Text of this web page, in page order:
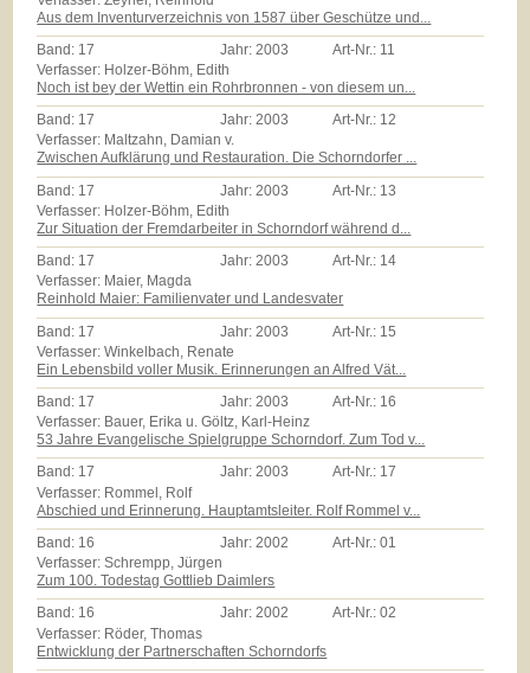
Aus dem Inventurverzeichnis von 1587 über Geschütze und...
Band: 17 Jahr:2003 Art-Nr.: 11
Verfasser: Holzer-Böhm, Edith
Noch ist bey der Wettin ein Rohrbronnen - von diesem un...
Band: 17 Jahr:2003 Art-Nr.: 12
Verfasser: Maltzahn, Damian v.
Zwischen Aufklärung und Restauration. Die Schorndorfer ...
Band: 17 Jahr: 2003 Art-Nr.: 13
Verfasser: Holzer-Böhm, Edith
Zur Situation der Fremdarbeiter in Schorndorf während d...
Band: 17 Jahr:2003 Art-Nr.: 14
Verfasser: Maier, Magda
Reinhold Maier: Familienvater und Landesvater
Band: 17 Jahr: 2003 Art-Nr.: 15
Verfasser: Winkelbach, Renate
Ein Lebensbild voller Musik. Erinnerungen an Alfred Vät...
Band: 17 Jahr:2003 Art-Nr.: 16
Verfasser: Bauer, Erika u. Göltz, Karl-Heinz
53 Jahre Evangelische Spielgruppe Schorndorf. Zum Tod v...
Band: 17 Jahr:2003 Art-Nr.: 17
Verfasser: Rommel, Rolf
Abschied und Erinnerung. Hauptamtsleiter. Rolf Rommel v...
Band: 16 Jahr:2002 Art-Nr.:01
Verfasser: Schrempp, Jürgen
Zum 100. Todestag Gottlieb Daimlers
Band: 16 Jahr:2002 Art-Nr.:02
Verfasser: Röder, Thomas
Entwicklung der Partnerschaften Schorndorfs